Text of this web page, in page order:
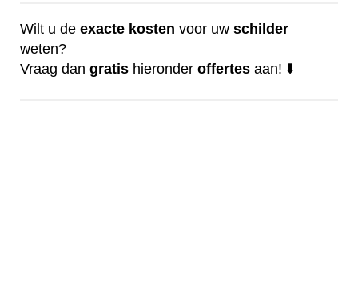
Wilt u de exacte kosten voor uw schilder
weten?
Vraag dan gratis hieronder offertes aan! ⬇️